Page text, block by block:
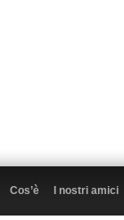
Cos’è I nostri amici